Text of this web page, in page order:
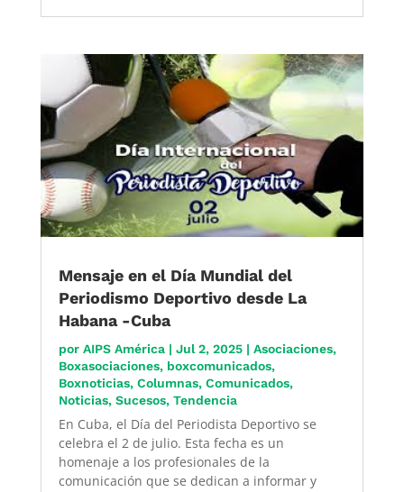
Mensaje en el Día Mundial del
Periodismo Deportivo desde La
Habana -Cuba
por AIPS América| Jul 2, 2025| Asociaciones,
Boxasociaciones, boxcomunicados,
Boxnoticias, Columnas, Comunicados,
Noticias, Sucesos, Tendencia
En Cuba, el Día del Periodista Deportivo se
celebra el 2 de julio. Esta fecha es un
homenaje a los profesionales de la
comunicación que se dedican a informar y